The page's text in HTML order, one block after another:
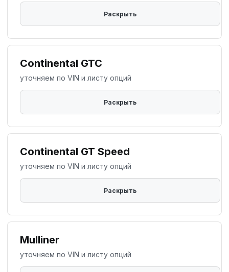
Continental GTC
уточняем по VIN и листу опций
Continental GT Speed
уточняем по VIN и листу опций
Mulliner
уточняем по VIN и листу опций